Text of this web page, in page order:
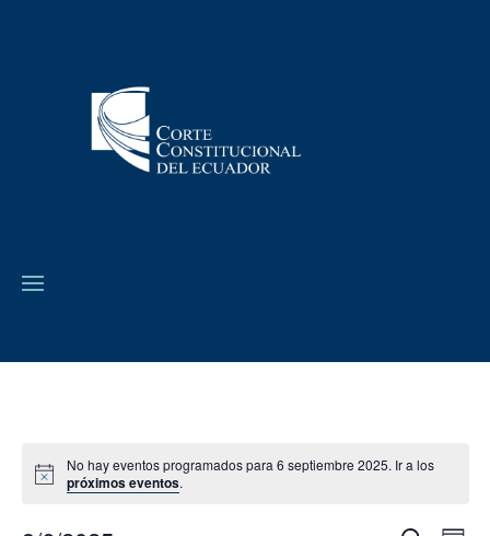
No hay eventos programados para 6 septiembre 2025. Ir a los
próximos eventos.